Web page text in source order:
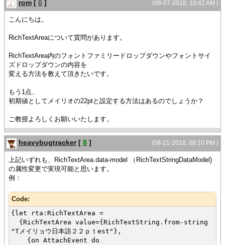
(08-07-2018, 10:42 AM )
rom [ 0 ]
こんにちは。
RichTextAreaについて質問があります。
RichTextArea内のフォントファミリードロップダウンやフォントサイ
ズドロップダウンの内容を
変える方法を教えて頂きたいです。
もう1点、
初期値としてメイリオの22ptと設定する方法はあるのでしょうか？
ご教授よろしくお願いいたします。
(08-21-2018, 08:10 PM )
heavybugtracker [ 8 ]
上記いずれも、RichTextArea.data-model （RichTextStringDataModel)
の属性変更で実現可能と思います。
例：
Code:
{let rta:RichTextArea =
{RichTextArea value={RichTextString.from-string
"Tメイリョウ日本語２２ｐｔest"},
{on AttachEvent do